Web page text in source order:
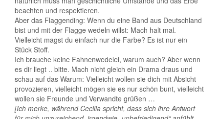
beachten und respektieren.
Aber das Flaggending: Wenn du eine Band aus Deutschland
bist und mit der Flagge wedeln willst: Mach halt mal.
Vielleicht magst du einfach nur die Farbe? Es ist nur ein
Stück Stoff.
Ich brauche keine Fahnenwedelei, warum auch? Aber wenn
es dir liegt .. bitte. Mach nicht gleich ein Drama draus und
schau auf das Warum: Vielleicht wollen sie dich mit Absicht
provozieren, vielleicht mögen sie es nur schön bunt, vielleicht
wollen sie Freunde und Verwandte grüßen …
[Ich merke, während Cecilia spricht, dass sich ihre Antwort